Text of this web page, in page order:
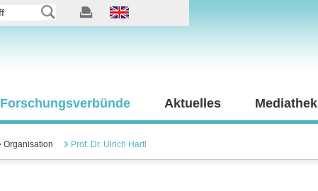
Forschungsverbünde Aktuelles Mediathek
Organisation Prof. Dr. Ulrich Hartl